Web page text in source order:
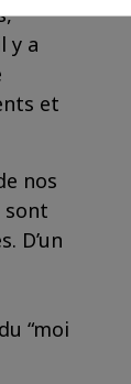
y a
et
nos
sont
D’un
“moi